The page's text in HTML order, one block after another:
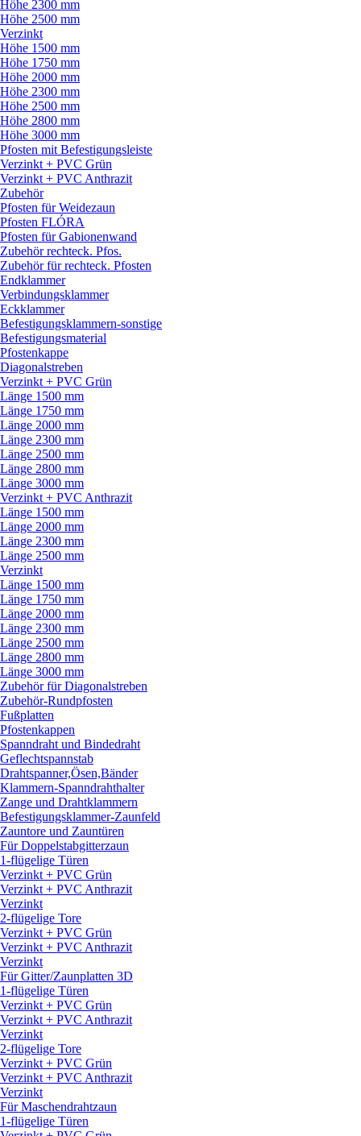
Höhe 2300 mm
Höhe 2500 mm
Verzinkt
Höhe 1500 mm
Höhe 1750 mm
Höhe 2000 mm
Höhe 2300 mm
Höhe 2500 mm
Höhe 2800 mm
Höhe 3000 mm
Pfosten mit Befestigungsleiste
Verzinkt + PVC Grün
Verzinkt + PVC Anthrazit
Zubehör
Pfosten für Weidezaun
Pfosten FLÓRA
Pfosten für Gabionenwand
Zubehör rechteck. Pfos.
Zubehör für rechteck. Pfosten
Endklammer
Verbindungsklammer
Eckklammer
Befestigungsklammern-sonstige
Befestigungsmaterial
Pfostenkappe
Diagonalstreben
Verzinkt + PVC Grün
Länge 1500 mm
Länge 1750 mm
Länge 2000 mm
Länge 2300 mm
Länge 2500 mm
Länge 2800 mm
Länge 3000 mm
Verzinkt + PVC Anthrazit
Länge 1500 mm
Länge 2000 mm
Länge 2300 mm
Länge 2500 mm
Verzinkt
Länge 1500 mm
Länge 1750 mm
Länge 2000 mm
Länge 2300 mm
Länge 2500 mm
Länge 2800 mm
Länge 3000 mm
Zubehör für Diagonalstreben
Zubehör-Rundpfosten
Fußplatten
Pfostenkappen
Spanndraht und Bindedraht
Geflechtspannstab
Drahtspanner,Ösen,Bänder
Klammern-Spanndrahthalter
Zange und Drahtklammern
Befestigungsklammer-Zaunfeld
Zauntore und Zauntüren
Für Doppelstabgitterzaun
1-flügelige Türen
Verzinkt + PVC Grün
Verzinkt + PVC Anthrazit
Verzinkt
2-flügelige Tore
Verzinkt + PVC Grün
Verzinkt + PVC Anthrazit
Verzinkt
Für Gitter/Zaunplatten 3D
1-flügelige Türen
Verzinkt + PVC Grün
Verzinkt + PVC Anthrazit
Verzinkt
2-flügelige Tore
Verzinkt + PVC Grün
Verzinkt + PVC Anthrazit
Verzinkt
Für Maschendrahtzaun
1-flügelige Türen